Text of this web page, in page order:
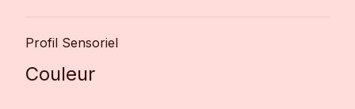
Profil Sensoriel
Couleur